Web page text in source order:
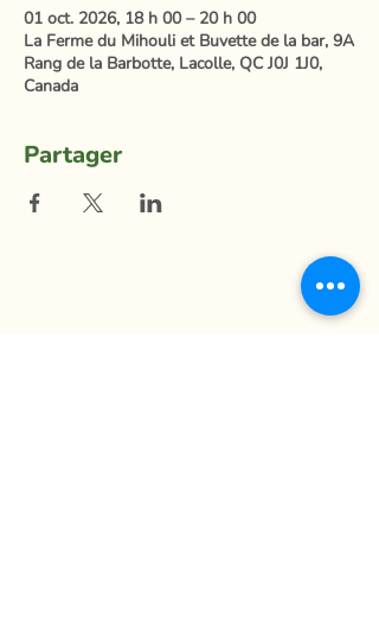
01 oct. 2026, 18 h 00 – 20 h 00
La Ferme du Mihouli et Buvette de la bar, 9A
Rang de la Barbotte, Lacolle, QC J0J 1J0,
Canada
Partager